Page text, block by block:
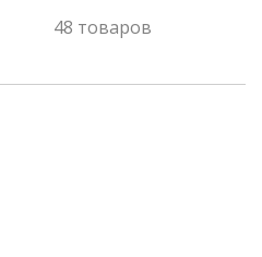
48 товаров